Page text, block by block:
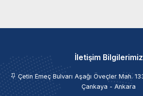
İletişim Bilgilerimiz
Çetin Emeç Bulvarı Aşağı Öveçler Mah.
Çankaya - Ankara